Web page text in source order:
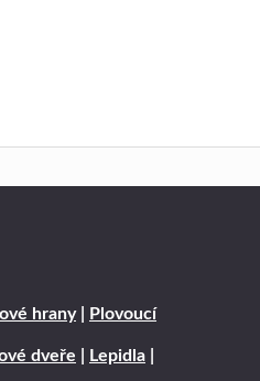
hrany| Plovoucí
dveře Lepidla